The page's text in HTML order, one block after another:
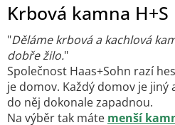
Krbová kamna H+S
"Děláme krbová a kachlová
dobře žilo."
Společnost Haas+Sohn razí
je domov. Každý domov je jiný
do něj dokonale zapadnou.
Na výběr tak máte menší